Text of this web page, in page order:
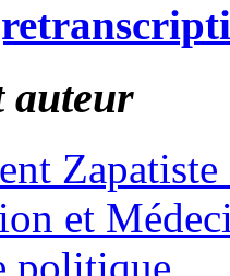
auteur
et